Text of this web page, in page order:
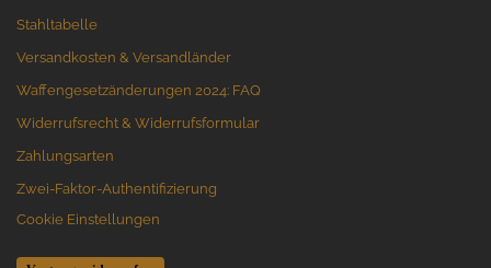
Stahltabelle
Versandkosten & Versandländer
Waffengesetzänderungen 2024: FAQ
Widerrufsrecht & Widerrufsformular
Zahlungsarten
Zwei-Faktor-Authentifizierung
Cookie Einstellungen